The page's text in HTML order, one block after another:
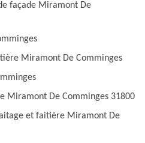
façade Miramont De
Miramont De Comminges
Miramont De Comminges 31800
et faitière Miramont De